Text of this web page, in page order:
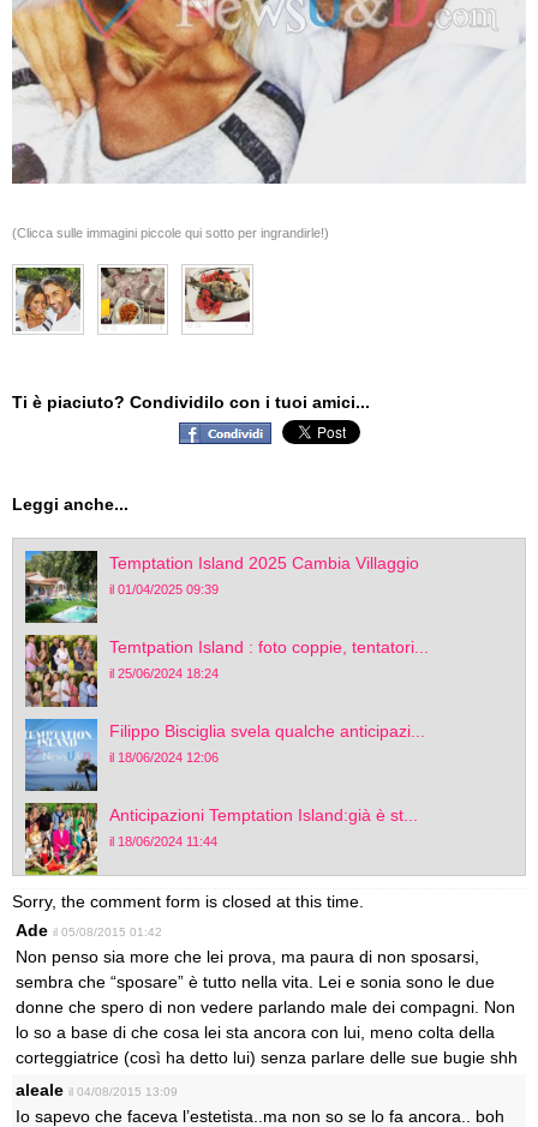
(Clicca sulle immagini piccole qui sotto per ingrandirle!)
Ti è piaciuto? Condividilo con i tuoi amici...
Leggi anche...
Temptation Island 2025 Cambia Villaggio
il 01/04/2025 09:39
Temtpation Island : foto coppie, tentatori...
il 25/06/2024 18:24
Filippo Bisciglia svela qualche anticipazi...
il 18/06/2024 12:06
Anticipazioni Temptation Island:già è st...
il 18/06/2024 11:44
Sorry, the comment form is closed at this time.
Ade il 05/08/2015 01:42
Non penso sia more che lei prova, ma paura di non sposarsi,
sembra che “sposare” è tutto nella vita. Lei e sonia sono le due
donne che spero di non vedere parlando male dei compagni. Non
lo so a base di che cosa lei sta ancora con lui, meno colta della
corteggiatrice (così ha detto lui) senza parlare delle sue bugie shh
aleale il 04/08/2015 13:09
Io sapevo che faceva l’estetista..ma non so se lo fa ancora.. boh